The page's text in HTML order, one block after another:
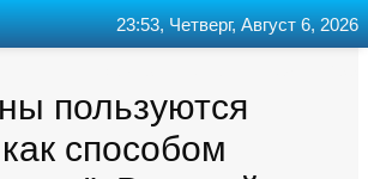
пользуются
способом
23:53, Четверг, Август 6, 2026